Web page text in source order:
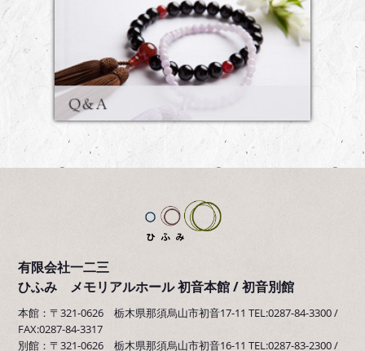
有限会社一二三
ひふみ メモリアルホール 初音本館 / 初音別館
本館：〒321-0626 栃木県那須烏山市初音17-11 TEL:0287-84-3300 /
FAX:0287-84-3317
別館：〒321-0626 栃木県那須烏山市初音16-11 TEL:0287-83-2300 /